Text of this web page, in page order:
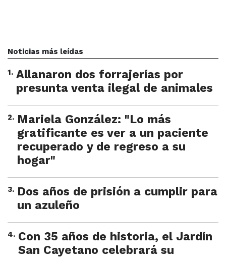
Noticias más leídas
1. Allanaron dos forrajerías por
presunta venta ilegal de animales
2. Mariela González: "Lo más
gratificante es ver a un paciente
recuperado y de regreso a su
hogar"
3. Dos años de prisión a cumplir para
un azuleño
4. Con 35 años de historia, el Jardín
San Cayetano celebrará su